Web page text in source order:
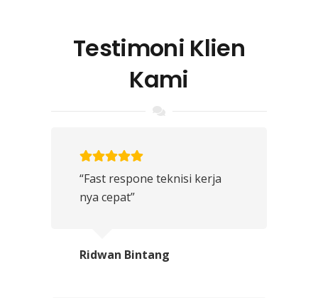
Testimoni Klien
Kami
“Fast respone teknisi kerja
nya cepat”
Ridwan Bintang